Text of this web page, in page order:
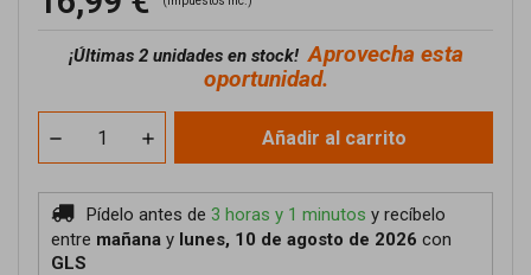
¡Últimas 2 unidades en stock!Aprovecha esta
oportunidad.
Añadir al carrito
Pídelo antes de 3 horas y 1 minutos y recíbelo
entre mañana y lunes, 10 de agosto de 2026 con
GLS